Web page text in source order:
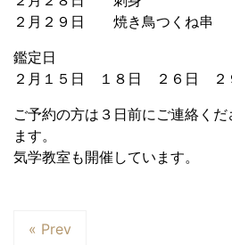
２月２９日 焼き鳥つく
鑑定日
２月１５日 １８日 ２６日 ２
ご予約の方は３日前にご連絡く
ます。
気学教室も開催しています。
« Prev